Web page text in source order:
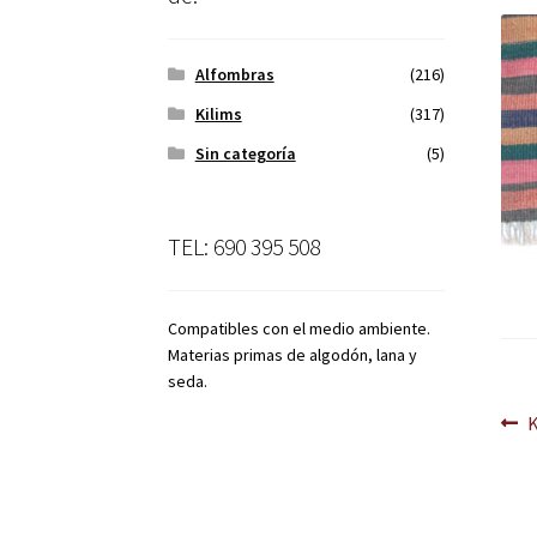
Alfombras
(216)
Kilims
(317)
Sin categoría
(5)
TEL: 690 395 508
Compatibles con el medio ambiente.
Materias primas de algodón, lana y
seda.